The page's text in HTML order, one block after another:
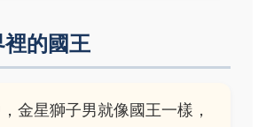
的國王
金星獅子男就像國王一樣，